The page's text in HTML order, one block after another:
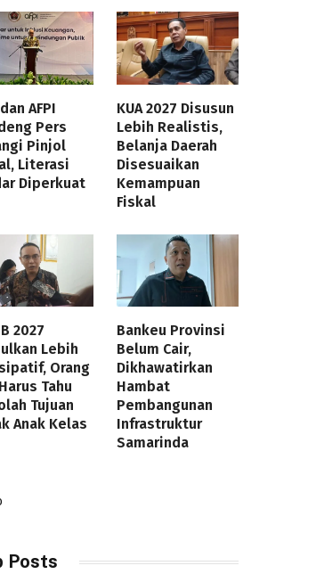
AFPI
Pers
Pinjol
Literasi
Diperkuat
KUA 2027 Disusun
Lebih Realistis,
Belanja Daerah
Disesuaikan
Kemampuan
Fiskal
2027
Lebih
Orang
Tahu
Tujuan
Anak Kelas
Bankeu Provinsi
Belum Cair,
Dikhawatirkan
Hambat
Pembangunan
Infrastruktur
Samarinda
Posts